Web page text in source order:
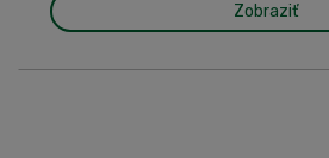
Zobraziť